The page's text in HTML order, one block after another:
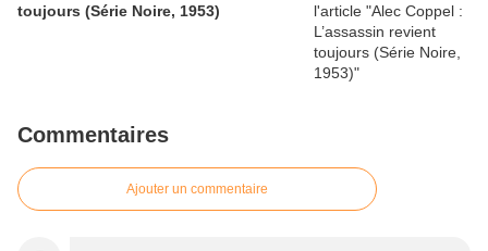
toujours (Série Noire, 1953)
Commentaires
Ajouter un commentaire